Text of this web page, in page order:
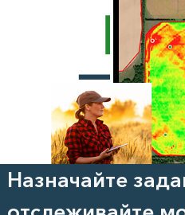
Назначайте